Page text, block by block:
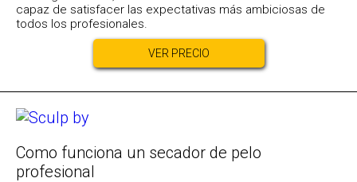
capaz de satisfacer las expectativas más ambiciosas de
todos los profesionales.
VER PRECIO
Como funciona un secador de pelo
profesional